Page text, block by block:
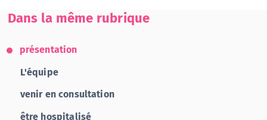
Dans la même rubrique
présentation
L'équipe
venir en consultation
être hospitalisé